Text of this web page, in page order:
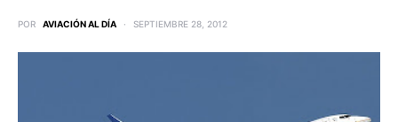
POR AVIACIÓN AL DÍA SEPTIEMBRE 28, 2012